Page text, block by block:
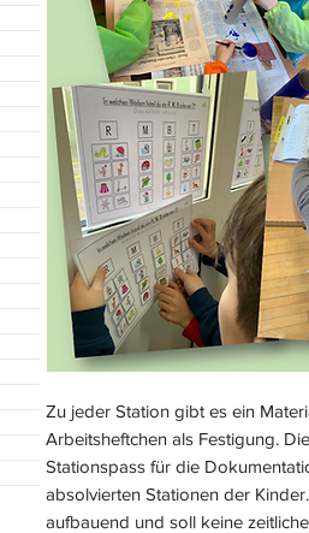
Zu jeder Station gibt es ein
Arbeitsheftchen als Festigung.
Stationspass für die
absolvierten Stationen der
aufbauend und soll keine